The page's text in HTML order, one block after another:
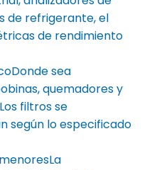
de refrigerante, el
de rendimiento
sea
quemadores y
filtros se
según lo especificado